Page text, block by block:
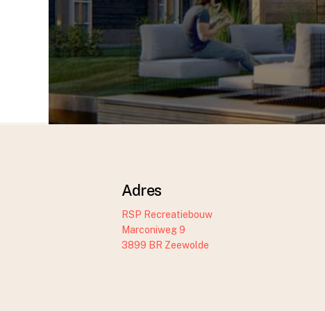
Adres
RSP Recreatiebouw
Marconiweg 9
3899 BR Zeewolde